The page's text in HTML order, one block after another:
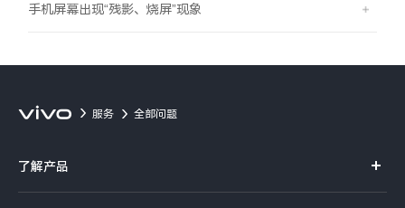
手机屏幕出现“残影、烧屏”现象
服务 全部问题
了解产品